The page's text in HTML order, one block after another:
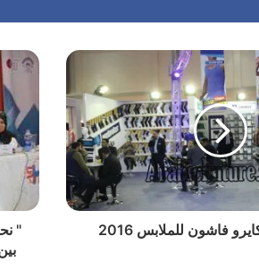
فاشون للملابس 2016
"